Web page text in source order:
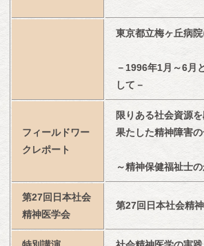
東京都立梅ヶ丘病
－1996年1月～6月
して－
フィールドワー
クレポート
限りある社会資源
果たした精神障害の
～精神保健福祉士
第27回日本社会
精神医学会
第27回日本社会精